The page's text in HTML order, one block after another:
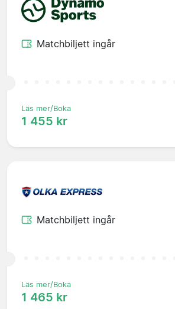
Matchbiljett ingår
Läs mer/Boka
1 455 kr
Matchbiljett ingår
Läs mer/Boka
1 465 kr